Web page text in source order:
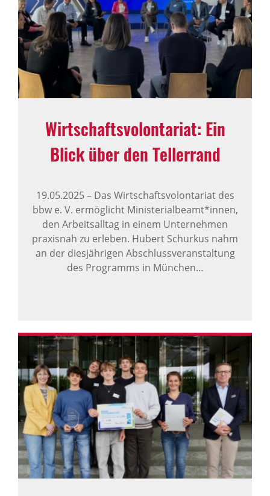
Wirt­schafts­vo­lon­ta­riat: Ein
Blick über den Teller­rand
19.05.2025–Das Wirtschaftsvolontariat des
bbw e. V. ermöglicht Ministerialbeamt*innen,
den Arbeitsalltag in einem Unternehmen
praxisnah zu erleben. Hubert Schurkus nahm
an der diesjährigen Abschlussveranstaltung
des Programms in München…